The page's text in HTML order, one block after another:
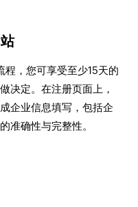
，您可享受至少15天的
决定。在注册页面上，
企业信息填写，包括企
准确性与完整性。